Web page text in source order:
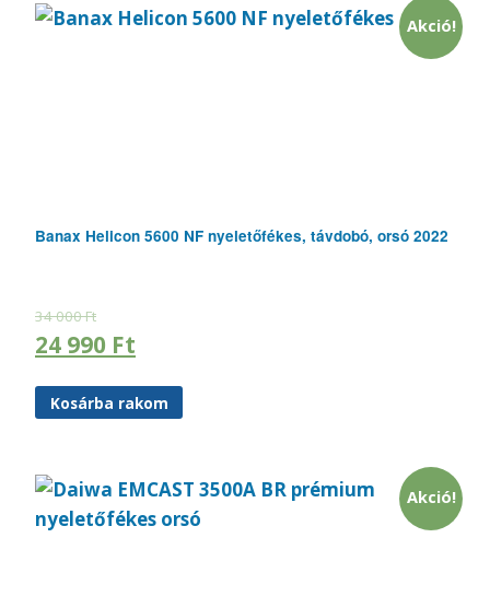
Akció!
Banax Helicon 5600 NF nyeletőfékes, távdobó, orsó 2022
34 000Ft
24 990 Ft
Kosárba rakom
Akció!